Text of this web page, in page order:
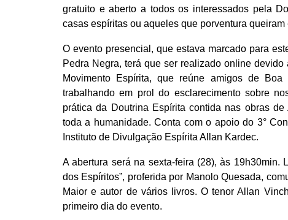
gratuito e aberto a todos os interessados pela
casas espíritas ou aqueles que porventura
O evento presencial, que estava marcado para
Pedra Negra, terá que ser realizado online
Movimento Espírita, que reúne amigos de
trabalhando em prol do esclarecimento sobre
prática da Doutrina Espírita contida nas obras
toda a humanidade. Conta com o apoio do 3°
Instituto de Divulgação Espírita Allan Kardec.
A abertura será na sexta-feira (28), às 19h30min.
dos Espíritos”, proferida por Manolo Quesada,
Maior e autor de vários livros. O tenor Allan
primeiro dia do evento.